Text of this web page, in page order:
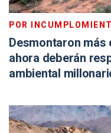
POR
Desmontaron más
ahora deberán
ambiental